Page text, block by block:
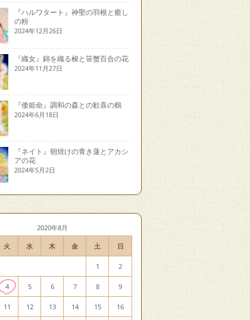
『ハルワタート』神聖の羽根と癒し
の粉
2024年12月26日
『織女』錦を織る梭と笹蟹百合の花
2024年11月27日
『倭姫命』調和の森との歓喜の鶴
2024年6月18日
『ネイト』朝焼けの青き蓮とアカシ
アの花
2024年5月2日
2020年8月
火 水 木 金 土 日
1 2
4 5 6 7 8 9
11 12 13 14 15 16